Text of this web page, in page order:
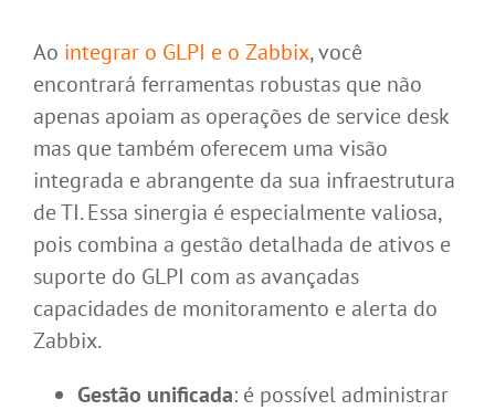
Ao integrar o GLPI e o Zabbix, você
encontrará ferramentas robustas que não
apenas apoiam as operações de service desk
mas que também oferecem uma visão
integrada e abrangente da sua infraestrutura
de TI. Essa sinergia é especialmente valiosa,
pois combina a gestão detalhada de ativos e
suporte do GLPI com as avançadas
capacidades de monitoramento e alerta do
Zabbix.
Gestão unificada: é possível administrar